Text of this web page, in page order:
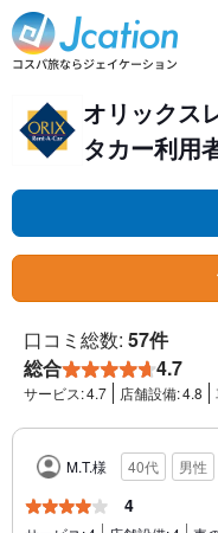
オリックス
タカー利用
口コミ総数: 57件
総合
4.7
サービス:4.7 店舗設備:4.8
M.T.様 40代 男性
4